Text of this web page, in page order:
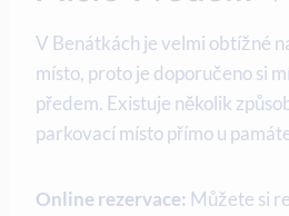
V Benátkách je velmi obtížné
místo, proto je doporučeno si
předem. Existuje několik
parkovací místo přímo u
Online rezervace: Můžete si